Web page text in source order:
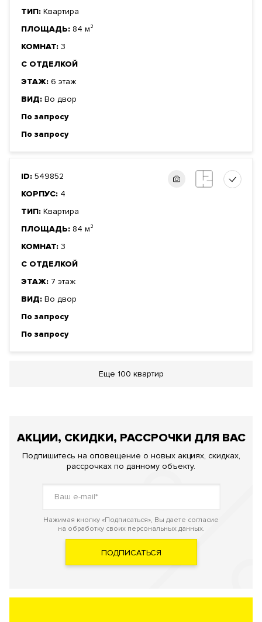
ТИП: Квартира
ПЛОЩАДЬ: 84 м²
КОМНАТ: 3
С ОТДЕЛКОЙ
ЭТАЖ: 6 этаж
ВИД: Во двор
По запросу
По запросу
ID: 549852
КОРПУС: 4
ТИП: Квартира
ПЛОЩАДЬ: 84 м²
КОМНАТ: 3
С ОТДЕЛКОЙ
ЭТАЖ: 7 этаж
ВИД: Во двор
По запросу
По запросу
Еще 100 квартир
АКЦИИ, СКИДКИ, РАССРОЧКИ ДЛЯ ВАС
Подпишитесь на оповещение о новых акциях, скидках,
рассрочках по данному объекту.
Нажимая кнопку «Подписаться», Вы даете согласие
на обработку своих персональных данных.
ПОДПИСАТЬСЯ